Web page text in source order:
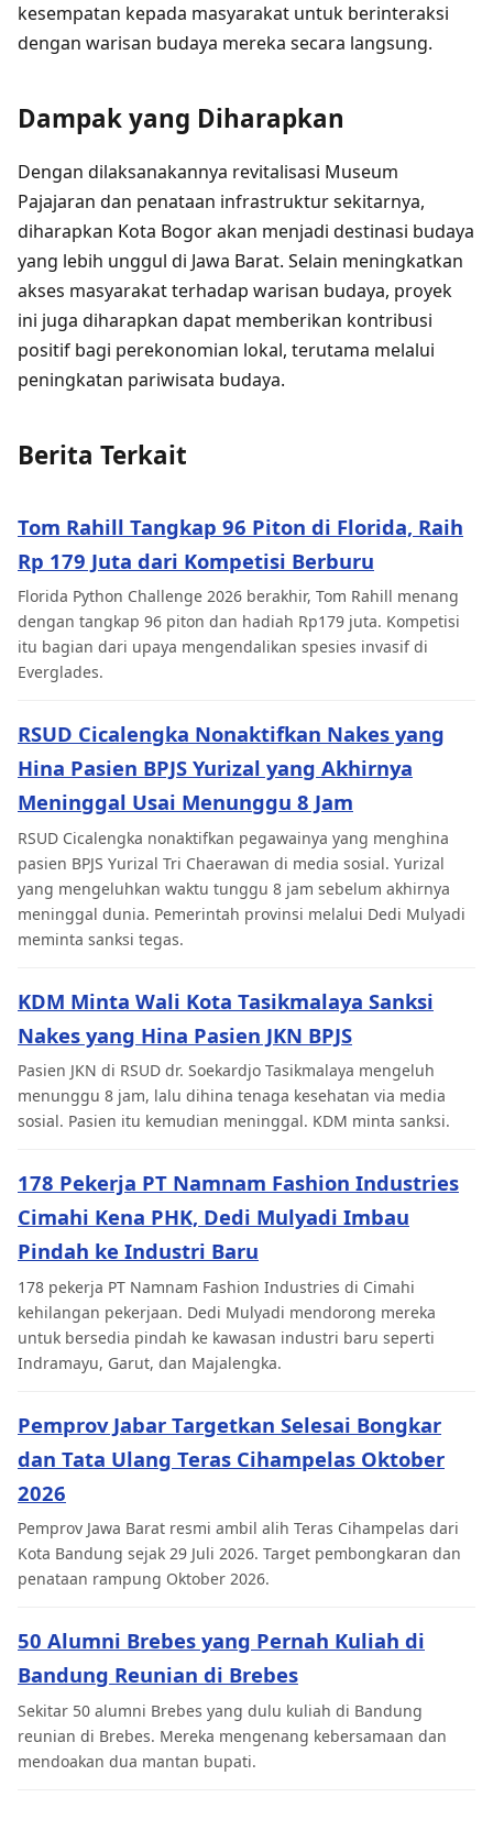
kesempatan kepada masyarakat untuk berinteraksi
dengan warisan budaya mereka secara langsung.
Dampak yang Diharapkan
Dengan dilaksanakannya revitalisasi Museum
Pajajaran dan penataan infrastruktur sekitarnya,
diharapkan Kota Bogor akan menjadi destinasi budaya
yang lebih unggul di Jawa Barat. Selain meningkatkan
akses masyarakat terhadap warisan budaya, proyek
ini juga diharapkan dapat memberikan kontribusi
positif bagi perekonomian lokal, terutama melalui
peningkatan pariwisata budaya.
Berita Terkait
Tom Rahill Tangkap 96 Piton di Florida, Raih
Rp 179 Juta dari Kompetisi Berburu
Florida Python Challenge 2026 berakhir, Tom Rahill menang
dengan tangkap 96 piton dan hadiah Rp179 juta. Kompetisi
itu bagian dari upaya mengendalikan spesies invasif di
Everglades.
RSUD Cicalengka Nonaktifkan Nakes yang
Hina Pasien BPJS Yurizal yang Akhirnya
Meninggal Usai Menunggu 8 Jam
RSUD Cicalengka nonaktifkan pegawainya yang menghina
pasien BPJS Yurizal Tri Chaerawan di media sosial. Yurizal
yang mengeluhkan waktu tunggu 8 jam sebelum akhirnya
meninggal dunia. Pemerintah provinsi melalui Dedi Mulyadi
meminta sanksi tegas.
KDM Minta Wali Kota Tasikmalaya Sanksi
Nakes yang Hina Pasien JKN BPJS
Pasien JKN di RSUD dr. Soekardjo Tasikmalaya mengeluh
menunggu 8 jam, lalu dihina tenaga kesehatan via media
sosial. Pasien itu kemudian meninggal. KDM minta sanksi.
178 Pekerja PT Namnam Fashion Industries
Cimahi Kena PHK, Dedi Mulyadi Imbau
Pindah ke Industri Baru
178 pekerja PT Namnam Fashion Industries di Cimahi
kehilangan pekerjaan. Dedi Mulyadi mendorong mereka
untuk bersedia pindah ke kawasan industri baru seperti
Indramayu, Garut, dan Majalengka.
Pemprov Jabar Targetkan Selesai Bongkar
dan Tata Ulang Teras Cihampelas Oktober
2026
Pemprov Jawa Barat resmi ambil alih Teras Cihampelas dari
Kota Bandung sejak 29 Juli 2026. Target pembongkaran dan
penataan rampung Oktober 2026.
50 Alumni Brebes yang Pernah Kuliah di
Bandung Reunian di Brebes
Sekitar 50 alumni Brebes yang dulu kuliah di Bandung
reunian di Brebes. Mereka mengenang kebersamaan dan
mendoakan dua mantan bupati.